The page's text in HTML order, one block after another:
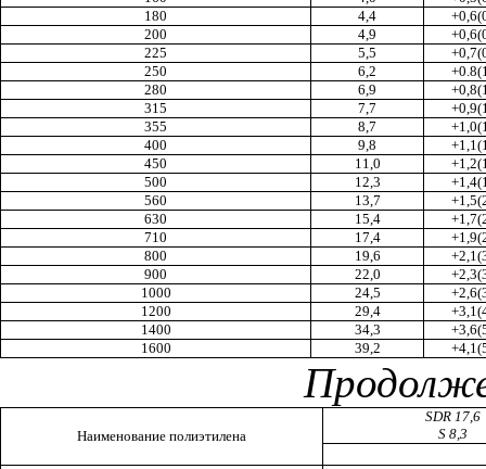
180
4,4
200
4,9
225
5,5
250
6,2
280
6,9
315
7,7
355
8,7
400
9,8
450
11,0
500
12,3
560
13,7
630
15,4
710
17,4
800
19,6
900
22,0
1000
24,5
1200
29,4
1400
34,3
1600
39,2
Наименование полиэтилена
SDR 17,6
S 8,3